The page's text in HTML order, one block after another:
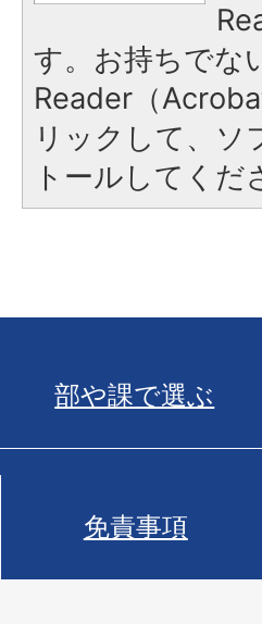
す。お持ちでな
Reader（
リックして、ソ
トールしてくだ
部や課で選ぶ
免責事項